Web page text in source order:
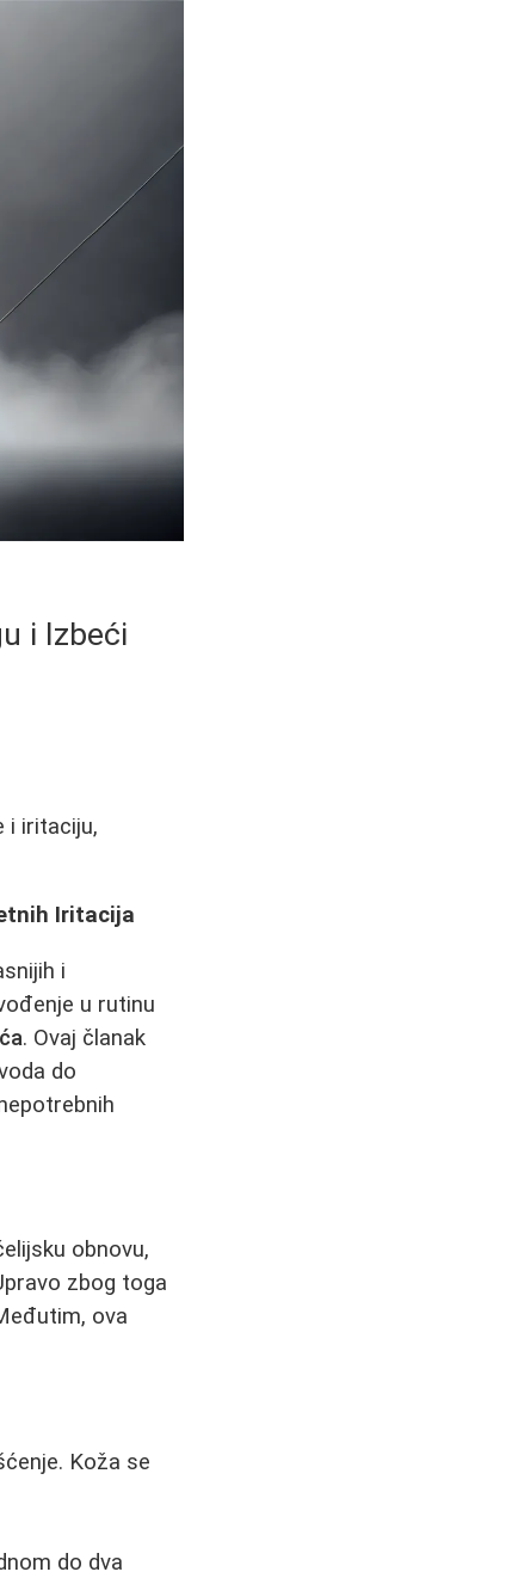
i Izbeći
i iritaciju,
Iritacija
i
u rutinu
. Ovaj članak
do
obnovu,
zbog toga
ova
Koža se
do dva